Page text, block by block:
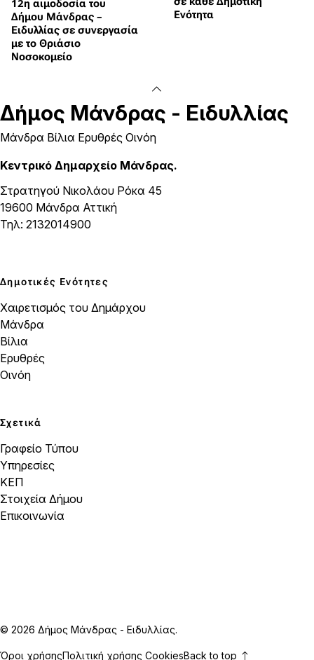
12η αιμοδοσία του
Δήμου Μάνδρας –
Ειδυλλίας σε συνεργασία
με το Θριάσιο
Νοσοκομείο
Ενότητα
Δήμος Μάνδρας - Ειδυλλίας
Μάνδρα Βίλια Ερυθρές Οινόη
Κεντρικό Δημαρχείο Μάνδρας.
Στρατηγού Νικολάου Ρόκα 45
19600 Μάνδρα Αττική
Τηλ: 2132014900
Δημοτικές Ενότητες
Χαιρετισμός του Δημάρχου
Μάνδρα
Βίλια
Ερυθρές
Οινόη
Σχετικά
Γραφείο Τύπου
Υπηρεσίες
ΚΕΠ
Στοιχεία Δήμου
Επικοινωνία
© 2026 Δήμος Μάνδρας - Ειδυλλίας.
Όροι χρήσηςΠολιτική χρήσης CookiesBack to top